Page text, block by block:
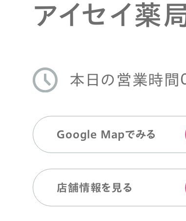
アイセイ
本日の営業時間
Google Mapでみる
店舗情報を⾒る